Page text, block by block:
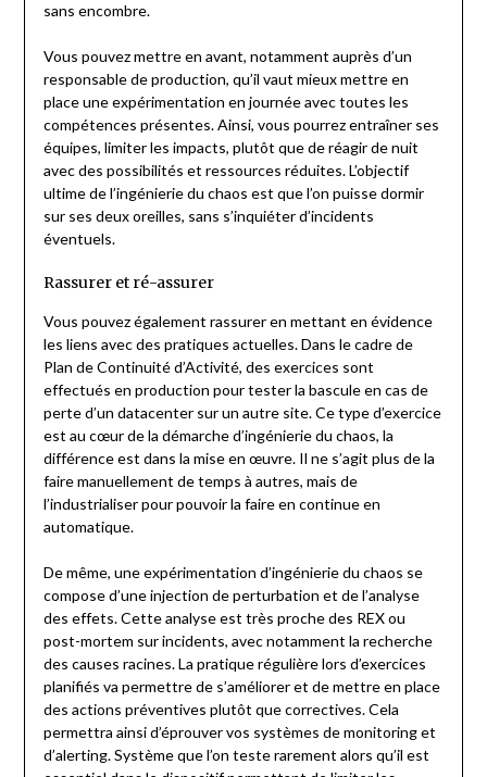
sans encombre.
Vous pouvez mettre en avant, notamment auprès d’un
responsable de production, qu’il vaut mieux mettre en
place une expérimentation en journée avec toutes les
compétences présentes. Ainsi, vous pourrez entraîner ses
équipes, limiter les impacts, plutôt que de réagir de nuit
avec des possibilités et ressources réduites. L’objectif
ultime de l’ingénierie du chaos est que l’on puisse dormir
sur ses deux oreilles, sans s’inquiéter d’incidents
éventuels.
Rassurer et ré-assurer
Vous pouvez également rassurer en mettant en évidence
les liens avec des pratiques actuelles. Dans le cadre de
Plan de Continuité d’Activité, des exercices sont
effectués en production pour tester la bascule en cas de
perte d’un datacenter sur un autre site. Ce type d’exercice
est au cœur de la démarche d’ingénierie du chaos, la
différence est dans la mise en œuvre. Il ne s’agit plus de la
faire manuellement de temps à autres, mais de
l’industrialiser pour pouvoir la faire en continue en
automatique.
De même, une expérimentation d’ingénierie du chaos se
compose d’une injection de perturbation et de l’analyse
des effets. Cette analyse est très proche des REX ou
post-mortem sur incidents, avec notamment la recherche
des causes racines. La pratique régulière lors d’exercices
planifiés va permettre de s’améliorer et de mettre en place
des actions préventives plutôt que correctives. Cela
permettra ainsi d’éprouver vos systèmes de monitoring et
d’alerting. Système que l’on teste rarement alors qu’il est